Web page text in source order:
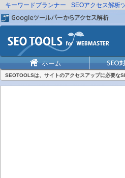
キーワードプランナー SEOアクセス解析
SEOTOOLSは、サイトのアクセスアップに必要な